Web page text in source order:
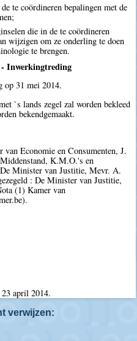
te coördineren bepalingen met de
die in de te coördineren
wijzigen om ze onderling te doen
te brengen.
Inwerkingtreding
op 31 mei 2014.
`s lands zegel zal worden bekleed
bekendgemaakt.
Economie en Consumenten, J.
K.M.O.'s en
Minister van Justitie, Mevr. A.
: De Minister van Justitie,
(1) Kamer van
april 2014.
verwijzen: